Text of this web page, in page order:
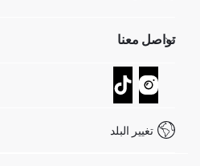
GIFT CLUB
عمليات الارجاع و الاستبدال السهلة
تتبع الشحنة
كيف يمكنك التسوق في ديفاكتو ؟
كيف تدفع في ديفاكتو؟
شروط المنافسة
تواصل معنا
نموذج الاتصال
خدمة العملاء
Call Center 19782
تغيير البلد